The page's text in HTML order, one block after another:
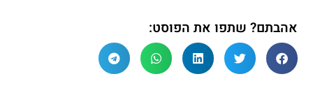
אהבתם? שתפו את הפוסט: